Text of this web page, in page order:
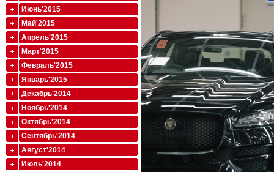
Июнь'2015
Май'2015
Апрель'2015
Март'2015
Февраль'2015
Январь'2015
Декабрь'2014
Ноябрь'2014
Октябрь'2014
Сентябрь'2014
Август'2014
Июль'2014